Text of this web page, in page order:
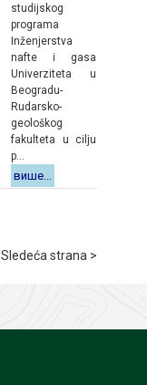
studijskog
programa
Inženjerstva
nafte i gasa
Univerziteta u
Beogradu-
Rudarsko-
geološkog
fakulteta u cilju
p...
више...
Sledeća strana >